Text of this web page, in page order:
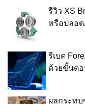
รีวิว XS
หรือปลอ
รีเบต
ด้วยขั้นตอ
ผลกระท